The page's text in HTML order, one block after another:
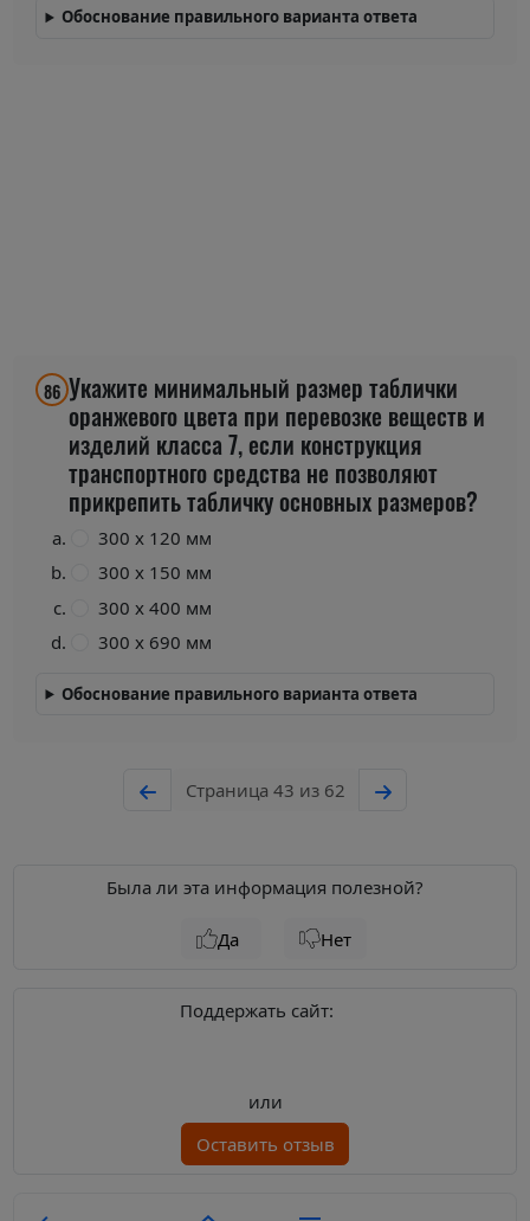
Обоснование правильного варианта ответа
86 Укажите минимальный размер таблички
оранжевого цвета при перевозке веществ и
изделий класса 7, если конструкция
транспортного средства не позволяют
прикрепить табличку основных размеров?
300 х 120 мм
300 х 150 мм
300 х 400 мм
300 х 690 мм
Обоснование правильного варианта ответа
Страница 43 из 62
Была ли эта информация полезной?
Да Нет
Поддержать сайт:
или
Оставить отзыв